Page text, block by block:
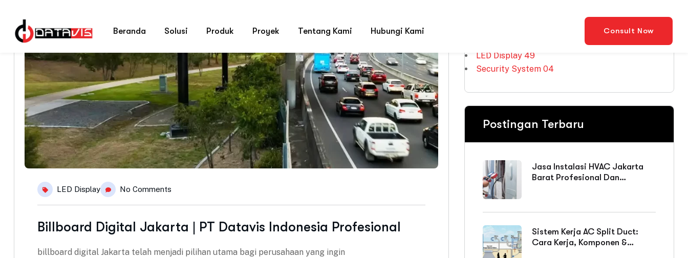
LED Display No Comments
Billboard Digital Jakarta | PT Datavis Indonesia Profesional
billboard digital Jakarta telah menjadi pilihan utama bagi perusahaan yang ingin
LED Display 49
Security System 04
Postingan Terbaru
Jasa Instalasi HVAC Jakarta
Barat Profesional Dan
Sistem Kerja AC Split Duct:
Cara Kerja, Komponen &